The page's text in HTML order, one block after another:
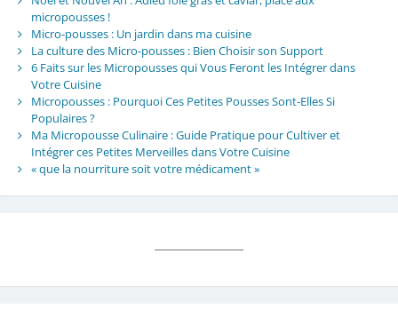
micropousses !
Micro-pousses : Un jardin dans ma cuisine
La culture des Micro-pousses : Bien Choisir son Support
6 Faits sur les Micropousses qui Vous Feront les Intégrer dans
Votre Cuisine
Micropousses : Pourquoi Ces Petites Pousses Sont-Elles Si
Populaires ?
Ma Micropousse Culinaire : Guide Pratique pour Cultiver et
Intégrer ces Petites Merveilles dans Votre Cuisine
« que la nourriture soit votre médicament »